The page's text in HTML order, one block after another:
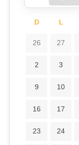
D L
26
27
2
3
9
10
16
17
23
24